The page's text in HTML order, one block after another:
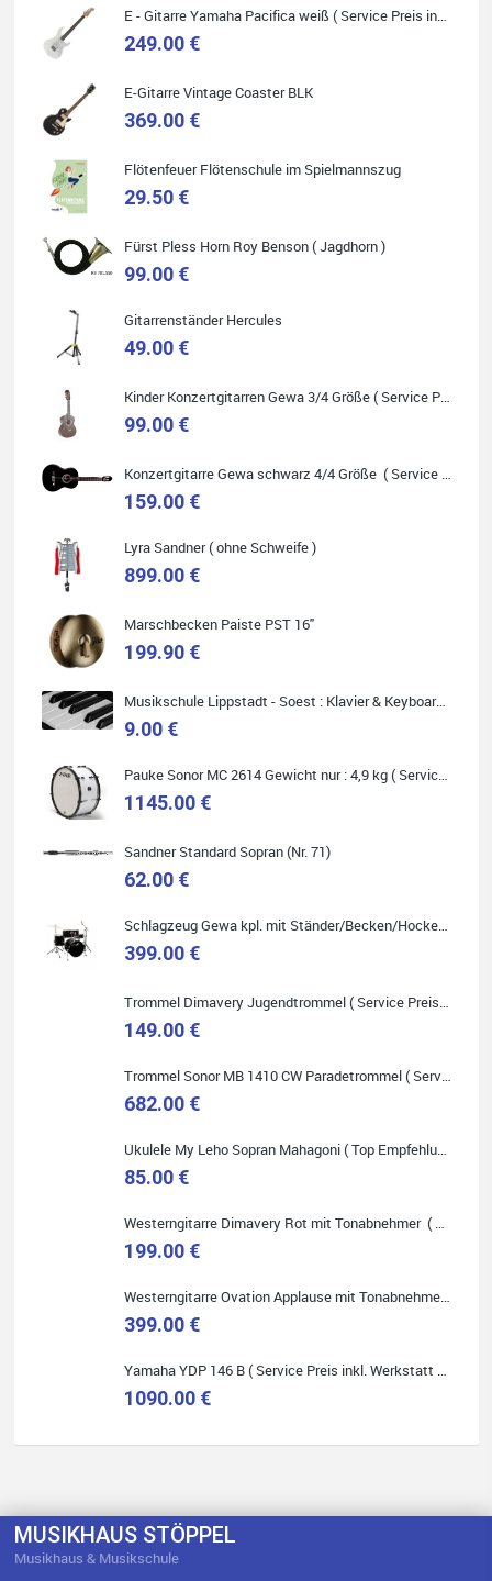
zulegen möchte.
Quelle: Google-Rezension
Ich war auf der Suche nach einem neuen Keyboard und bin
begeistert: ich bin super beraten worden, aktuell natürlich
nur telefonisch. Nachdem die Entscheidung zum Kauf
alles nur noch abholen musste. Top!
Quelle: Google-Rezension
Marie-Luise Mroß
Ich bin super zufrieden mit meiner neuen Ukulele! Einfach am
worden. Ich würde den Besuch im Musikgeschäft Stöppel
jedem Onlineshopping vorziehen.
Quelle: Google-Rezension
Klein...aber fein!
Toller Service, nette Leute. Immer wieder gerne..
E - Gitarre Yamaha Pacifica weiß ( Service Preis inkl. Werkstatt Service )
249.00 €
E-Gitarre Vintage Coaster BLK
369.00 €
Flötenfeuer Flötenschule im Spielmannszug
29.50 €
Fürst Pless Horn Roy Benson ( Jagdhorn )
99.00 €
Gitarrenständer Hercules
49.00 €
Kinder Konzertgitarren Gewa 3/4 Größe ( Service Preis inkl. Werkstatt Service )
99.00 €
Konzertgitarre Gewa schwarz 4/4 Größe ( Service Preis inkl. Werkstatt Service )
159.00 €
Lyra Sandner ( ohne Schweife )
899.00 €
Marschbecken Paiste PST 16"
199.90 €
Musikschule Lippstadt - Soest : Klavier & Keyboardunterricht
9.00 €
Pauke Sonor MC 2614 Gewicht nur : 4,9 kg ( Service Preis inkl. Werkstatt Service )
1145.00 €
Sandner Standard Sopran (Nr. 71)
62.00 €
Schlagzeug Gewa kpl. mit Ständer/Becken/Hocker DER RENNER ! (Service Preis inkl. Werkstatt Service)
399.00 €
Trommel Dimavery Jugendtrommel ( Service Preis inkl. Werkstatt Service )
149.00 €
Trommel Sonor MB 1410 CW Paradetrommel ( Service Preis inkl. Werkstatt Service )
682.00 €
Ukulele My Leho Sopran Mahagoni ( Top Empfehlung ! )
85.00 €
Westerngitarre Dimavery Rot mit Tonabnehmer ( Service Preis inkl. Werkstatt Service )
199.00 €
Westerngitarre Ovation Applause mit Tonabnehmer ( Service Preis inkl. Werkstatt Service )
399.00 €
Yamaha YDP 146 B ( Service Preis inkl. Werkstatt Service )
1090.00 €
MUSIKHAUS STÖPPEL
Musikhaus & Musikschule